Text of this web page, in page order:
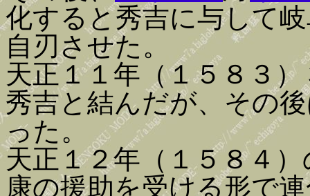
化すると秀吉に与して
自刃させた。
天正１１年（１５８３
秀吉と結んだが、その
った。
天正１２年（１５８４）
康の援助を受ける形で